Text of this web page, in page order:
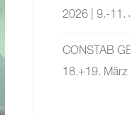
2026 | 9.-11.
CONSTAB
18.+19.